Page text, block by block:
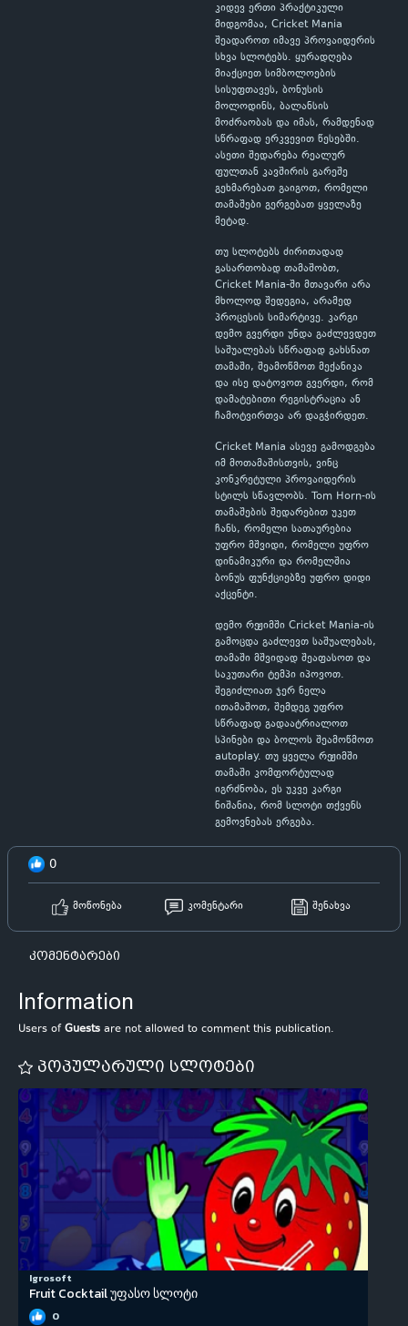
კიდევ ერთი პრაქტიკული
მიდგომაა, Cricket Mania
შეადაროთ იმავე პროვაიდერის
სხვა სლოტებს. ყურადღება
მიაქციეთ სიმბოლოების
სისუფთავეს, ბონუსის
მოლოდინს, ბალანსის
მოძრაობას და იმას, რამდენად
სწრაფად ერკვევით წესებში.
ასეთი შედარება რეალურ
ფულთან კავშირის გარეშე
გეხმარებათ გაიგოთ, რომელი
თამაშები გერგებათ ყველაზე
მეტად.
თუ სლოტებს ძირითადად
გასართობად თამაშობთ,
Cricket Mania-ში მთავარი არა
მხოლოდ შედეგია, არამედ
პროცესის სიმარტივე. კარგი
დემო გვერდი უნდა გაძლევდეთ
საშუალებას სწრაფად გახსნათ
თამაში, შეამოწმოთ მექანიკა
და ისე დატოვოთ გვერდი, რომ
დამატებითი რეგისტრაცია ან
ჩამოტვირთვა არ დაგჭირდეთ.
Cricket Mania ასევე გამოდგება
იმ მოთამაშისთვის, ვინც
კონკრეტული პროვაიდერის
სტილს სწავლობს. Tom Horn-ის
თამაშების შედარებით უკეთ
ჩანს, რომელი სათაურებია
უფრო მშვიდი, რომელი უფრო
დინამიკური და რომელშია
ბონუს ფუნქციებზე უფრო დიდი
აქცენტი.
დემო რეჟიმში Cricket Mania-ის
გამოცდა გაძლევთ საშუალებას,
თამაში მშვიდად შეაფასოთ და
საკუთარი ტემპი იპოვოთ.
შეგიძლიათ ჯერ ნელა
ითამაშოთ, შემდეგ უფრო
სწრაფად გადაატრიალოთ
სპინები და ბოლოს შეამოწმოთ
autoplay. თუ ყველა რეჟიმში
თამაში კომფორტულად
იგრძნობა, ეს უკვე კარგი
ნიშანია, რომ სლოტი თქვენს
გემოვნებას ერგება.
0
მოწონება კომენტარი შენახვა
კომენტარები
Information
Users ofGuests are not allowed to comment this publication.
პოპულარული სლოტები
Igrosoft
Fruit Cocktail უფასო სლოტი
0